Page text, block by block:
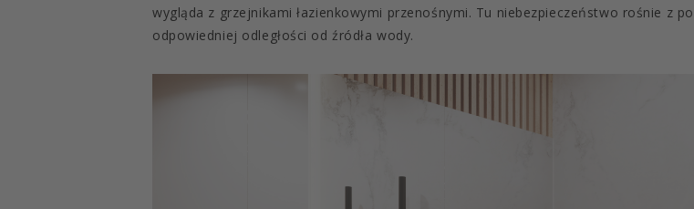
wygląda z grzejnikami łazienkowymi przenośnymi. Tu niebezpieczeństwo rośnie z
odpowiedniej odległości od źródła wody.